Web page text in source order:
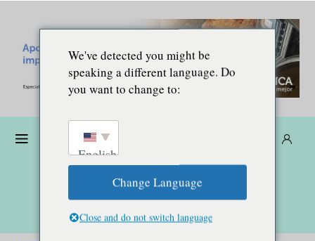
We've detected you might be
speaking a different language. Do
you want to change to:
English
Change Language
Close and do not switch language